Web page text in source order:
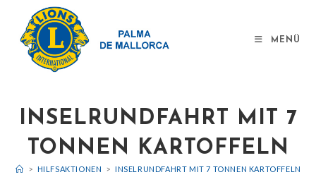
MENÜ
INSELRUNDFAHRT MIT 7
TONNEN KARTOFFELN
> HILFSAKTIONEN > INSELRUNDFAHRT MIT 7 TONNEN KARTOFFELN